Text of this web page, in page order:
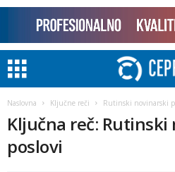
Naslovna Ključne reči Rutinski novinarski
Ključna reč:
poslovi